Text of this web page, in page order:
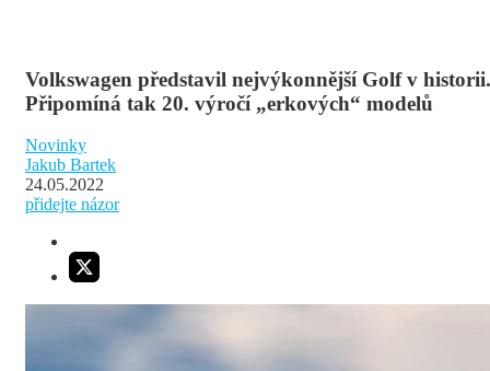
Volkswagen představil nejvýkonnější Golf v historii.
Připomíná tak 20. výročí „erkových“ modelů
Novinky
Jakub Bartek
24.05.2022
přidejte názor